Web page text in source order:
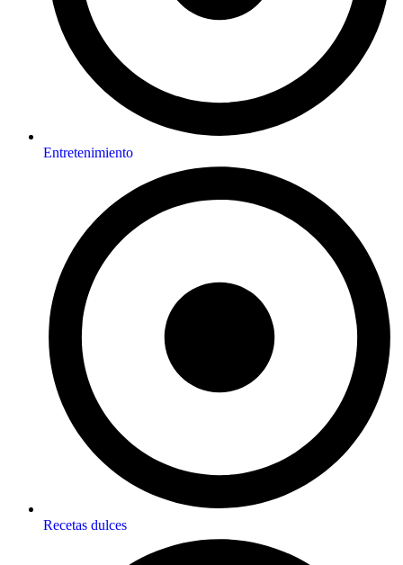
Entretenimiento
Recetas dulces